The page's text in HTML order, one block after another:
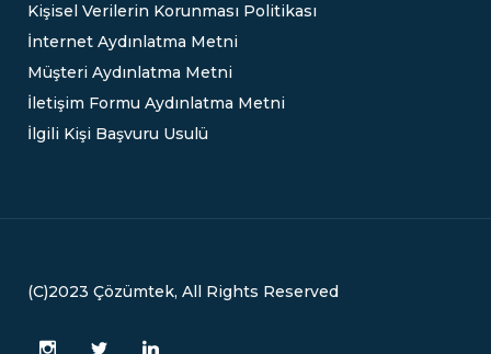
Kişisel Verilerin Korunması Politikası
İnternet Aydınlatma Metni
Müşteri Aydınlatma Metni
İletişim Formu Aydınlatma Metni
İlgili Kişi Başvuru Usulü
(C)2023 Çözümtek, All Rights Reserved